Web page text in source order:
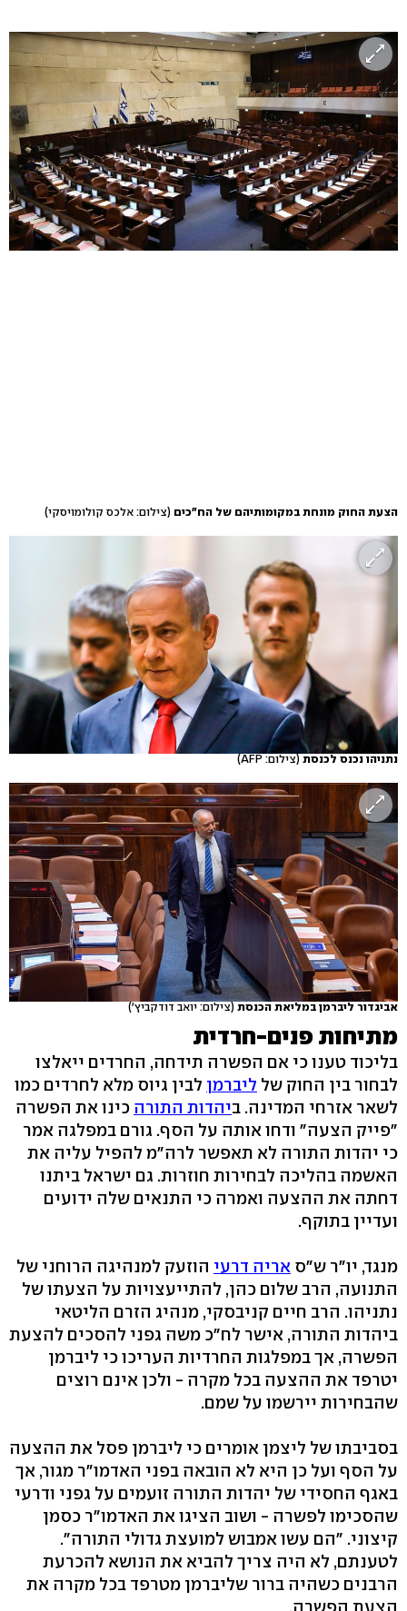
הצעת החוק מונחת במקומותיהם של הח"כים (צילום: אלכס קולומויסקי)
נתניהו נכנס לכנסת (צילום: AFP)
אביגדור ליברמן במליאת הכנסת (צילום: יואב דודקביץ')
מתיחות פנים-חרדית
בליכוד טענו כי אם הפשרה תידחה, החרדים ייאלצו
לבחור בין החוק של ליברמן לבין גיוס מלא לחרדים כמו
לשאר אזרחי המדינה. ביהדות התורה כינו את הפשרה
"פייק הצעה" ודחו אותה על הסף. גורם במפלגה אמר
כי יהדות התורה לא תאפשר לרה"מ להפיל עליה את
האשמה בהליכה לבחירות חוזרות. גם ישראל ביתנו
דחתה את ההצעה ואמרה כי התנאים שלה ידועים
ועדיין בתוקף.
מנגד, יו"ר ש"ס אריה דרעי הוזעק למנהיגה הרוחני של
התנועה, הרב שלום כהן, להתייעצויות על הצעתו של
נתניהו. הרב חיים קניבסקי, מנהיג הזרם הליטאי
ביהדות התורה, אישר לח"כ משה גפני להסכים להצעת
הפשרה, אך במפלגות החרדיות העריכו כי ליברמן
יטרפד את ההצעה בכל מקרה - ולכן אינם רוצים
שהבחירות יירשמו על שמם.
בסביבתו של ליצמן אומרים כי ליברמן פסל את ההצעה
על הסף ועל כן היא לא הובאה בפני האדמו"ר מגור, אך
באגף החסידי של יהדות התורה זועמים על גפני ודרעי
שהסכימו לפשרה - ושוב הציגו את האדמו"ר כסמן
קיצוני. "הם עשו אמבוש למועצת גדולי התורה".
לטענתם, לא היה צריך להביא את הנושא להכרעת
הרבנים כשהיה ברור שליברמן מטרפד בכל מקרה את